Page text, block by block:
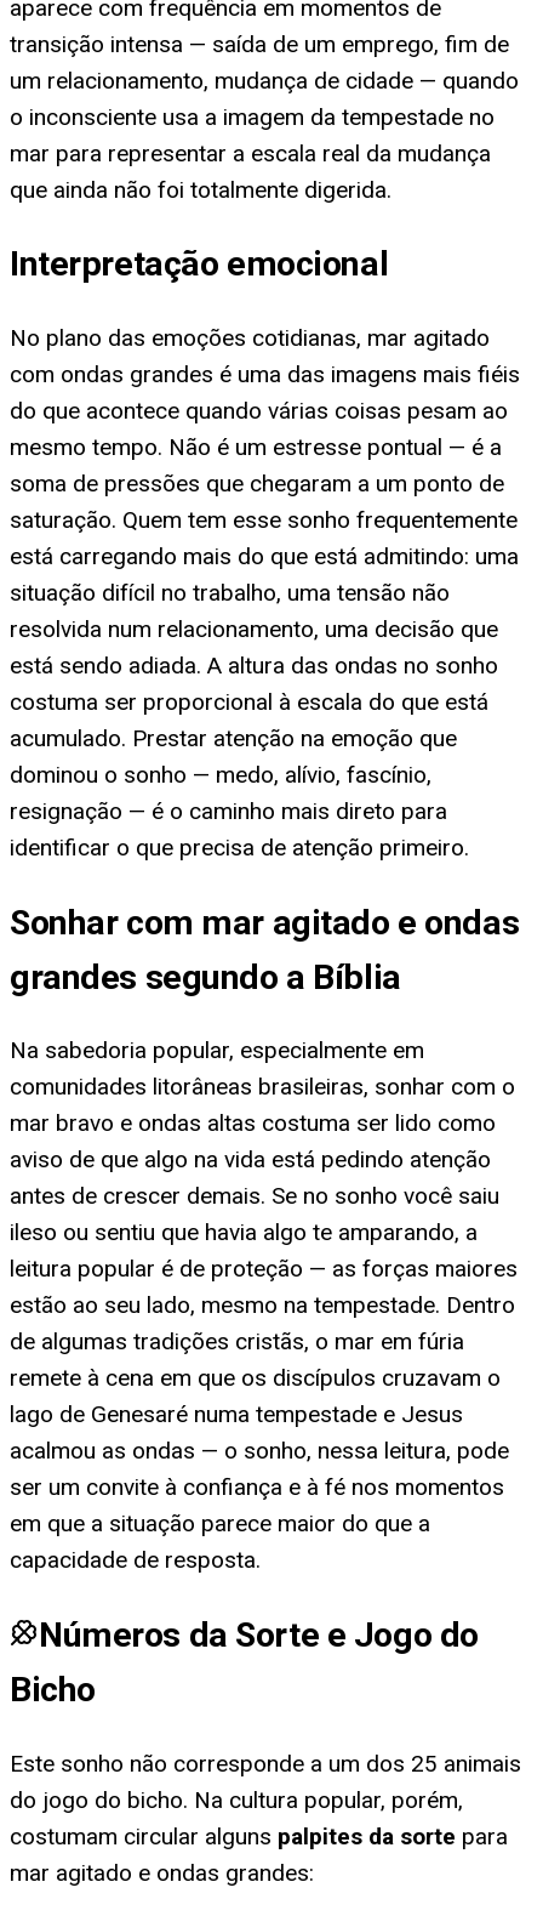
aparece com frequência em momentos de
transição intensa — saída de um emprego, fim de
um relacionamento, mudança de cidade — quando
o inconsciente usa a imagem da tempestade no
mar para representar a escala real da mudança
que ainda não foi totalmente digerida.
Interpretação emocional
No plano das emoções cotidianas, mar agitado
com ondas grandes é uma das imagens mais fiéis
do que acontece quando várias coisas pesam ao
mesmo tempo. Não é um estresse pontual — é a
soma de pressões que chegaram a um ponto de
saturação. Quem tem esse sonho frequentemente
está carregando mais do que está admitindo: uma
situação difícil no trabalho, uma tensão não
resolvida num relacionamento, uma decisão que
está sendo adiada. A altura das ondas no sonho
costuma ser proporcional à escala do que está
acumulado. Prestar atenção na emoção que
dominou o sonho — medo, alívio, fascínio,
resignação — é o caminho mais direto para
identificar o que precisa de atenção primeiro.
Sonhar com mar agitado e ondas
grandes segundo a Bíblia
Na sabedoria popular, especialmente em
comunidades litorâneas brasileiras, sonhar com o
mar bravo e ondas altas costuma ser lido como
aviso de que algo na vida está pedindo atenção
antes de crescer demais. Se no sonho você saiu
ileso ou sentiu que havia algo te amparando, a
leitura popular é de proteção — as forças maiores
estão ao seu lado, mesmo na tempestade. Dentro
de algumas tradições cristãs, o mar em fúria
remete à cena em que os discípulos cruzavam o
lago de Genesaré numa tempestade e Jesus
acalmou as ondas — o sonho, nessa leitura, pode
ser um convite à confiança e à fé nos momentos
em que a situação parece maior do que a
capacidade de resposta.
Números da Sorte e Jogo do
Bicho
Este sonho não corresponde a um dos 25 animais
do jogo do bicho. Na cultura popular, porém,
costumam circular alguns palpites da sorte para
mar agitado e ondas grandes: